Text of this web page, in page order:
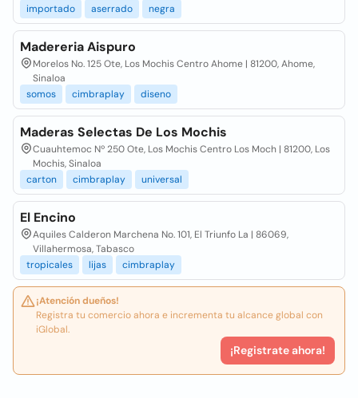
importado
aserrado negra
Madereria Aispuro
Morelos No. 125 Ote, Los Mochis Centro Ahome | 81200, Ahome,
Sinaloa
somos
cimbraplay diseno
Maderas Selectas De Los Mochis
Cuauhtemoc Nº 250 Ote, Los Mochis Centro Los Moch | 81200, Los
Mochis, Sinaloa
carton
cimbraplay universal
El Encino
Aquiles Calderon Marchena No. 101, El Triunfo La | 86069,
Villahermosa, Tabasco
tropicales
lijas cimbraplay
¡Atención dueños!
Registra tu comercio ahora e incrementa tu alcance global con
iGlobal.
¡Registrate ahora!